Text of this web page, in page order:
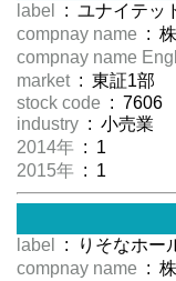
label
: ユナイテッ
compnay name :
compnay name
market : 東証1部
stock code : 7606
industry : 小売業
2014年 : 1
2015年 : 1
label
: りそなホー
compnay name :